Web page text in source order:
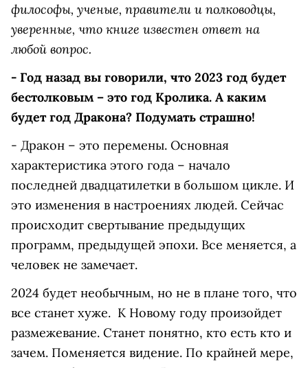
философы, ученые, правители и полководцы,
уверенные, что книге известен ответ на
любой вопрос.
- Год назад вы говорили, что 2023 год будет
бестолковым – это год Кролика. А каким
будет год Дракона? Подумать страшно!
- Дракон – это перемены. Основная
характеристика этого года – начало
последней двадцатилетки в большом цикле. И
это изменения в настроениях людей. Сейчас
происходит свертывание предыдущих
программ, предыдущей эпохи. Все меняется, а
человек не замечает.
2024 будет необычным, но не в плане того, что
все станет хуже. К Новому году произойдет
размежевание. Станет понятно, кто есть кто и
зачем. Поменяется видение. По крайней мере,